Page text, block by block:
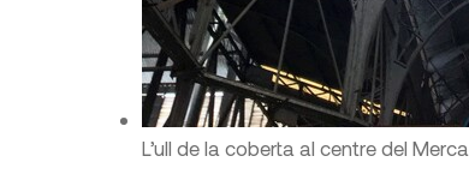
L’ull de la coberta al centre del